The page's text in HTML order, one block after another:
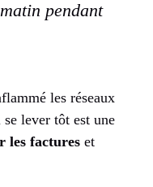
pendant
les réseaux
lever tôt est une
les factures et